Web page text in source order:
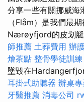
分享一些有關挪威海
（Flåm）是我們最
Nærøyfjord的皮划艇
師推薦 土葬費用 辦
燴茶點 整骨學徒訓練
墜毀在
耳掛式助聽器 辦桌
牙醫推薦 消毒公司